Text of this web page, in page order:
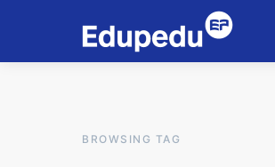
BROWSING TAG